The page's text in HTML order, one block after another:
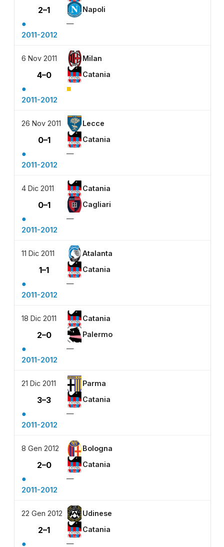
2–1 Napoli
●
—
2011-2012
6 Nov 2011 Milan
4–0 Catania
● ■
2011-2012
26 Nov 2011 Lecce
0–1 Catania
●
—
2011-2012
4 Dic 2011 Catania
0–1 Cagliari
●
—
2011-2012
11 Dic 2011 Atalanta
1–1 Catania
●
—
2011-2012
18 Dic 2011 Catania
2–0 Palermo
●
—
2011-2012
21 Dic 2011 Parma
3–3 Catania
●
—
2011-2012
8 Gen 2012 Bologna
2–0 Catania
●
—
2011-2012
22 Gen 2012 Udinese
2–1 Catania
●
—